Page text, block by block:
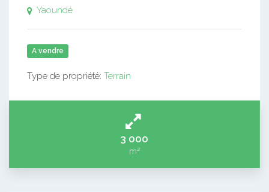
Yaoundé
A vendre
Type de propriété: Terrain
3 000
m²